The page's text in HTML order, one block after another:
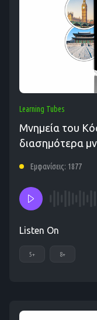
Learning Tubes
Μνημεία του
διασημότερα
Εμφανίσεις: 1877
Listen On
5+ 8+